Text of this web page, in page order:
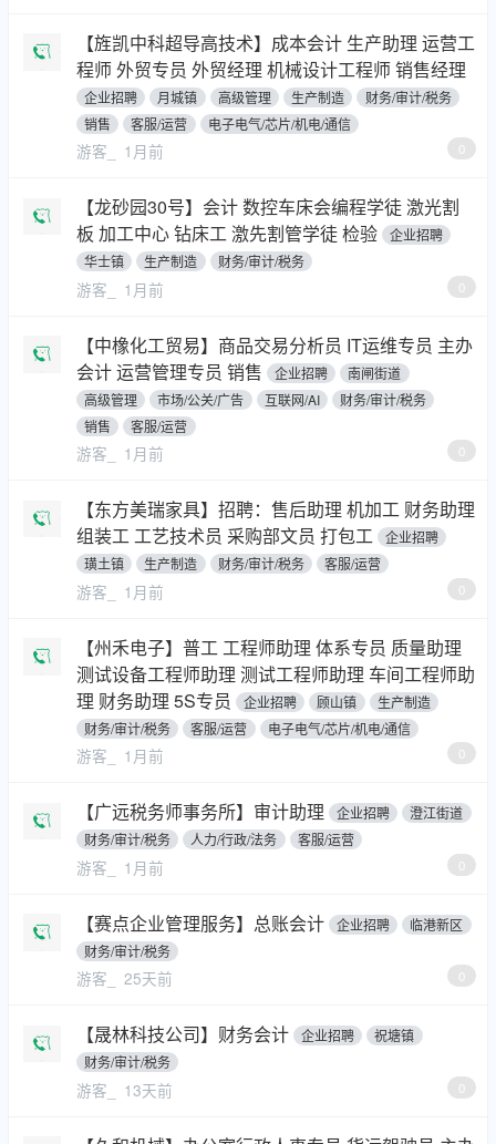
【旌凯中科超导高技术】成本会计 生产助理 运营工
程师 外贸专员 外贸经理 机械设计工程师 销售经理
企业招聘 月城镇 高级管理 生产制造
财务/审计/税务
销售
客服/运营 电子电气/芯片/机电/通信
游客_ 1月前 0
【龙砂园30号】会计 数控车床会编程学徒 激光割
板 加工中心 钻床工 激先割管学徒 检验
企业招聘
华士镇
生产制造 财务/审计/税务
游客_ 1月前 0
【中橡化工贸易】商品交易分析员 IT运维专员 主办
会计 运营管理专员 销售
企业招聘
南闸街道
高级管理
市场/公关/广告 互联网/AI
财务/审计/税务
销售
客服/运营
游客_ 1月前 0
【东方美瑞家具】招聘：售后助理 机加工 财务助理
组装工 工艺技术员 采购部文员 打包工
企业招聘
璜土镇
生产制造 财务/审计/税务 客服/运营
游客_ 1月前 0
【州禾电子】普工 工程师助理 体系专员 质量助理
测试设备工程师助理 测试工程师助理 车间工程师助
理 财务助理 5S专员
企业招聘 顾山镇
生产制造
财务/审计/税务
客服/运营 电子电气/芯片/机电/通信
游客_ 1月前 0
【广远税务师事务所】审计助理 企业招聘
澄江街道
财务/审计/税务
人力/行政/法务 客服/运营
游客_ 1月前 0
【赛点企业管理服务】总账会计 企业招聘
临港新区
财务/审计/税务
游客_ 25天前 0
【晟林科技公司】财务会计 企业招聘
祝塘镇
财务/审计/税务
游客_ 13天前 0